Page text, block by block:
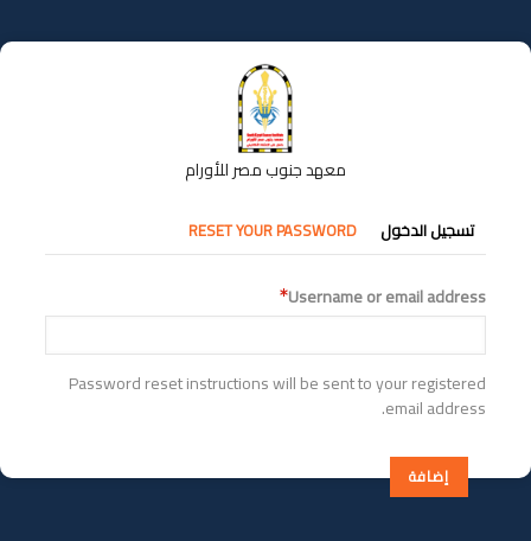
إلى
المحتوى
معهد جنوب مصر للأورام
التبويبات
الأساسية
تسجيل الدخول RESET YOUR PASSWORD
Username or email address
Password reset instructions will be sent to your registered
email address.